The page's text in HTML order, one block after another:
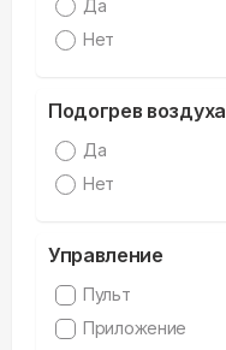
Да
Нет
Подогрев воздуха
Да
Нет
Управление
Пульт
Приложение